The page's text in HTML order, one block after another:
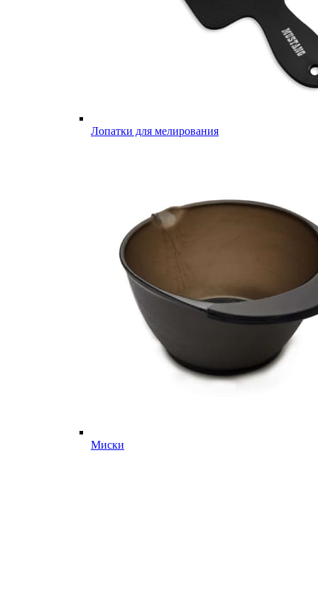
Лопатки для мелирования
Миски